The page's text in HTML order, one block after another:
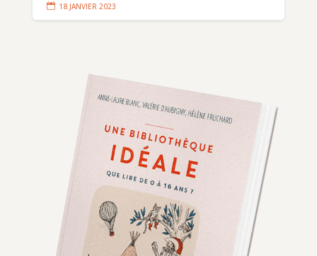
 18 JANVIER 2023